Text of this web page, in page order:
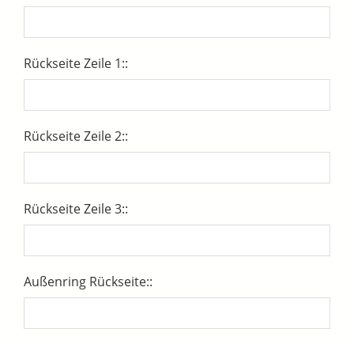
Rückseite Zeile 1::
Rückseite Zeile 2::
Rückseite Zeile 3::
Außenring Rückseite::